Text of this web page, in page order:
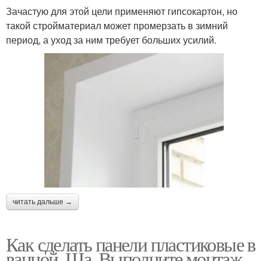
Зачастую для этой цели применяют гипсокартон, но
такой стройматериал может промерзать в зимний
период, а уход за ним требует больших усилий.
читать дальше →
Как сделать панели пластиковые в